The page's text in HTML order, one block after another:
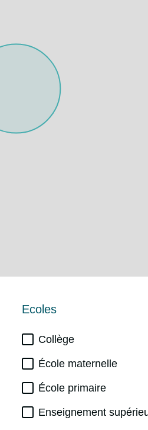
Ecoles
Collège
École maternelle
École primaire
Enseignement